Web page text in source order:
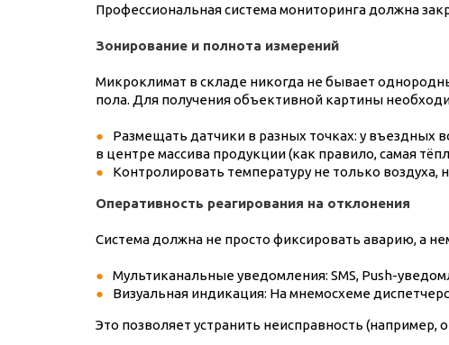
Профессиональная система мониторинга должна
Зонирование и полнота измерений
Микроклимат в складе никогда не бывает
пола. Для получения объективной картины
Размещать датчики в разных точках: у въездных
в центре массива продукции (как правило, самая
Контролировать температуру не только
Оперативность реагирования на отклонения
Система должна не просто фиксировать аварию, а
Мультиканальные уведомления: SMS, Push-
Визуальная индикация: На мнемосхеме
Это позволяет устранить неисправность (например,